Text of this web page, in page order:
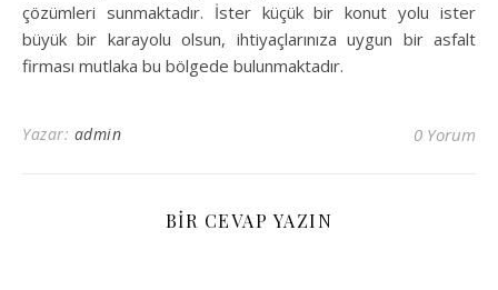
çözümleri sunmaktadır. İster küçük bir konut yolu ister
büyük bir karayolu olsun, ihtiyaçlarınıza uygun bir asfalt
firması mutlaka bu bölgede bulunmaktadır.
Yazar: admin 0 Yorum
BIR CEVAP YAZIN